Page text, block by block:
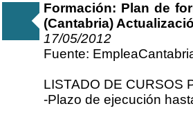
Formación: Plan de
(Cantabria)
17/05/2012
Fuente:
LISTADO DE CURSOS
-Plazo de ejecución